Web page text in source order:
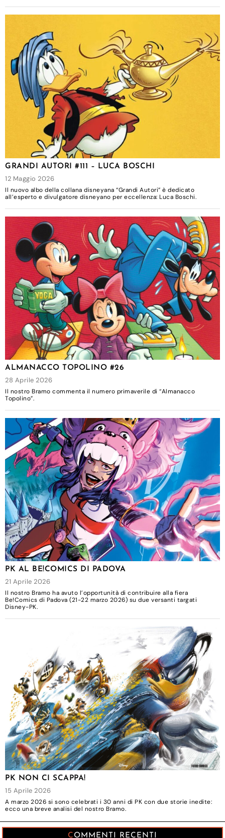
GRANDI AUTORI #111 – LUCA BOSCHI
12 Maggio 2026
Il nuovo albo della collana disneyana “Grandi Autori” è dedicato
all’esperto e divulgatore disneyano per eccellenza: Luca Boschi.
ALMANACCO TOPOLINO #26
28 Aprile 2026
Il nostro Bramo commenta il numero primaverile di “Almanacco
Topolino”.
PK AL BE!COMICS DI PADOVA
21 Aprile 2026
Il nostro Bramo ha avuto l’opportunità di contribuire alla fiera
Be!Comics di Padova (21-22 marzo 2026) su due versanti targati
Disney-PK.
PK NON CI SCAPPA!
15 Aprile 2026
A marzo 2026 si sono celebrati i 30 anni di PK con due storie inedite:
ecco una breve analisi del nostro Bramo.
COMMENTI RECENTI